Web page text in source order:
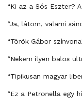
“Ki az a Sós Eszter?
“Ja, látom, valami
“Török Gábor
“Nekem ilyen balos
“Tipikusan magyar
“Ez a Petronella egy